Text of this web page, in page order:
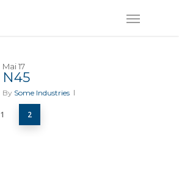
Mai17
N45
By Some Industries
1 2